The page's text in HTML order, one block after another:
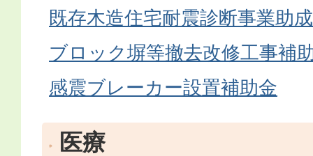
既存木造住宅耐震診断事業助成
ブロック塀等撤去改修工事補
感震ブレーカー設置補助金
医療